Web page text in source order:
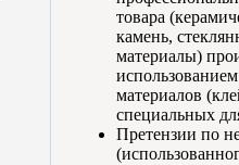
товара
камень,
материалы)
материалов
специальных
Претензии по